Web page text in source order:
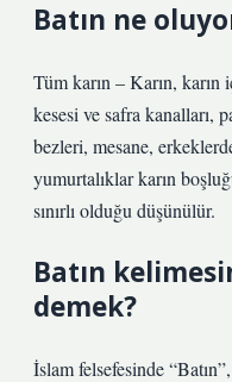
Batın ne
Tüm karın – Karın,
kesesi ve safra kanalları,
bezleri, mesane,
yumurtalıklar karın
sınırlı olduğu düşünülür.
Batın
demek?
İslam felsefesinde